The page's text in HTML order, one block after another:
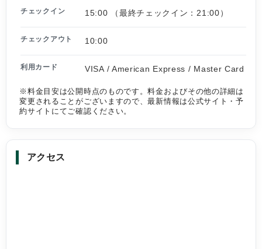
チェックイン 15:00 （最終チェックイン：21:00）
チェックアウト 10:00
利用カード VISA / American Express / Master Card
※料金目安は公開時点のものです。料金およびその他の詳細は
変更されることがございますので、最新情報は公式サイト・予
約サイトにてご確認ください。
アクセス